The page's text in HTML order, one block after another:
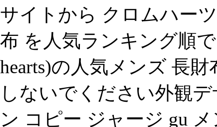
サイトから クロムハー
布 を人気ランキング順
hearts)の人気メンズ 長
しないでください外観
ン コピー ジャージ gu